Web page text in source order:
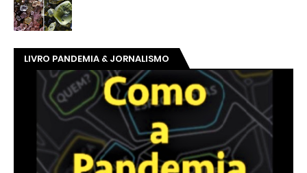
LIVRO PANDEMIA & JORNALISMO